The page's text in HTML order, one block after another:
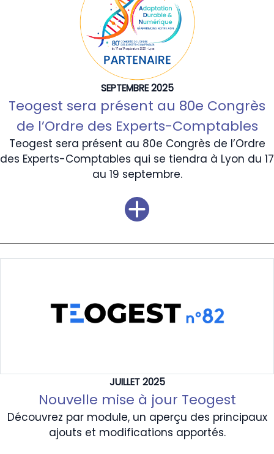
SEPTEMBRE 2025
Teogest sera présent au 80e Congrès
de l’Ordre des Experts-Comptables
Teogest sera présent au 80e Congrès de l’Ordre
des Experts-Comptables qui se tiendra à Lyon du 17
au 19 septembre.
JUILLET 2025
Nouvelle mise à jour Teogest
Découvrez par module, un aperçu des principaux
ajouts et modifications apportés.